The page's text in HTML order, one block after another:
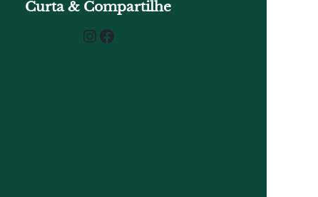
Curta & Compartilhe
Instagram Facebook